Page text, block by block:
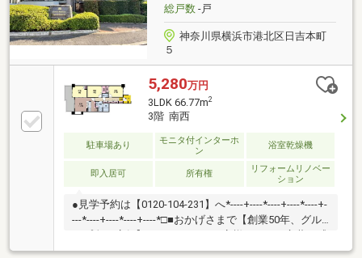
総戸数-戸
神奈川県横浜市港北区日吉本町
５
5,280万円
3LDK 66.77m2
3階 南西
駐車場あり
モニタ付インターホ
ン
浴室乾燥機
即入居可 所有権
リフォームリノベー
ション
●見学予約は【0120-104-231】へ*----+----*----+----*----+-
---*----+----*----+----*□■おかげさまで【創業50年、グル
謝してこれからも楽しく素敵なお家探しをお約束しま